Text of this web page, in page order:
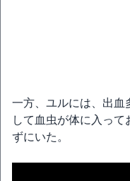
一方、ユルには、出血
して血虫が体に入って
ずにいた。